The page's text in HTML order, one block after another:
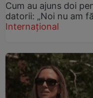
Cum au ajuns doi
datorii: „Noi nu am
Internațional